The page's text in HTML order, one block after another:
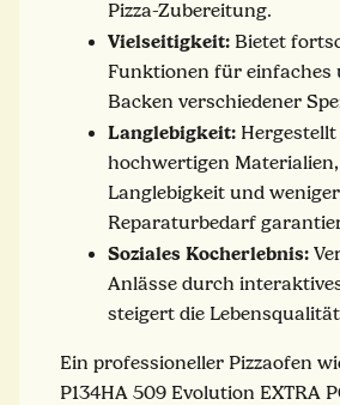
Pizza-Zubereitung.
Vielseitigkeit: Bietet
Funktionen für einfaches
Backen verschiedener
Langlebigkeit: Hergestellt
hochwertigen
Langlebigkeit und weniger
Reparaturbedarf
Soziales Kocherlebnis:
Anlässe durch
steigert die
Ein professioneller Pizzaofen
P134HA 509 Evolution EXTRA